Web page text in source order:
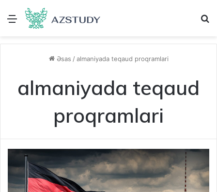
Menu
Əsas / almaniyada teqaud proqramlari
almaniyada teqaud
proqramlari